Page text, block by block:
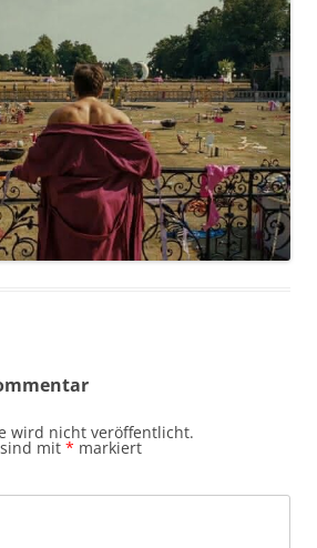
wird nicht veröffentlicht.
mit * markiert